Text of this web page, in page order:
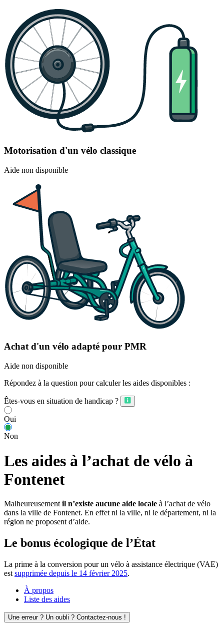
Motorisation d'un vélo classique
Aide non disponible
Achat d'un vélo adapté pour PMR
Aide non disponible
Répondez à la question pour calculer les aides disponibles :
Êtes-vous en situation de handicap ?
Oui
Non
Les aides à l’achat de vélo à
Fontenet
Malheureusement il n’existe aucune aide locale à l’achat de vélo
dans la ville de Fontenet. En effet ni la ville, ni le département, ni la
région ne proposent d’aide.
Le bonus écologique de l’État
La prime à la conversion pour un vélo à assistance électrique (VAE)
est supprimée depuis le 14 février 2025.
À propos
Liste des aides
Une erreur ? Un oubli ? Contactez-nous !